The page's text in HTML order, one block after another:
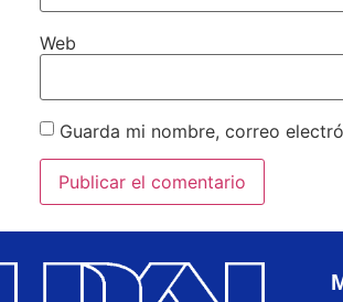
Web
Guarda mi nombre, correo